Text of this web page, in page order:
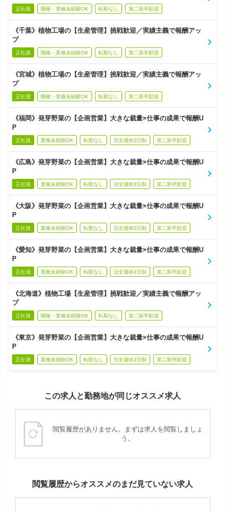
正社員 職種・業種未経験OK 転勤なし 第二新卒歓迎
《千葉》植物工場の【生産管理】挑戦歓迎／実績主義で報酬アッ
プ
正社員 職種・業種未経験OK 転勤なし 第二新卒歓迎
《宮城》植物工場の【生産管理】挑戦歓迎／実績主義で報酬アッ
プ
正社員 職種・業種未経験OK 転勤なし 第二新卒歓迎
《福岡》発芽野菜の【企画営業】大きな裁量×仕事の成果で報酬U
P
正社員 業種未経験OK 転勤なし 完全週休2日制 第二新卒歓迎
《広島》発芽野菜の【企画営業】大きな裁量×仕事の成果で報酬U
P
正社員 業種未経験OK 転勤なし 完全週休2日制 第二新卒歓迎
《大阪》発芽野菜の【企画営業】大きな裁量×仕事の成果で報酬U
P
正社員 業種未経験OK 転勤なし 完全週休2日制 第二新卒歓迎
《愛知》発芽野菜の【企画営業】大きな裁量×仕事の成果で報酬U
P
正社員 業種未経験OK 転勤なし 完全週休2日制 第二新卒歓迎
《北海道》植物工場【生産管理】挑戦歓迎／実績主義で報酬アッ
プ
正社員 職種・業種未経験OK 転勤なし 第二新卒歓迎
《東京》発芽野菜の【企画営業】大きな裁量×仕事の成果で報酬U
P
正社員 業種未経験OK 転勤なし 完全週休2日制 第二新卒歓迎
この求人と勤務地が同じオススメ求人
閲覧履歴がありません。まずは求人を閲覧しましょ
う。
閲覧履歴からオススメのまだ見ていない求人